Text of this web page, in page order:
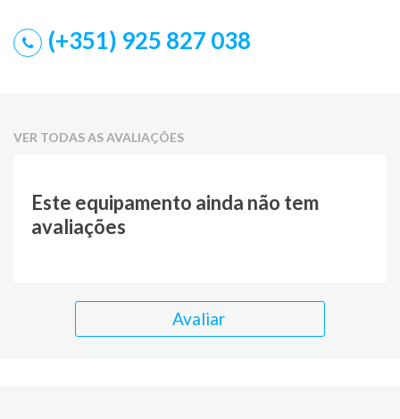
(+351) 925 827 038
VER TODAS AS AVALIAÇÕES
Este equipamento ainda não tem
avaliações
Avaliar